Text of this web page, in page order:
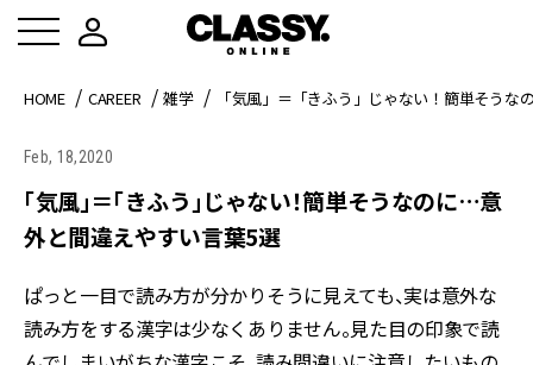
HOME CAREER 雑学 「気風」＝「きふう」じゃない！簡単そう
Feb, 18,2020
「気風」＝「きふう」じゃない！簡単そうなのに…意
外と間違えやすい言葉5選
ぱっと一目で読み方が分かりそうに見えても、実は意外な
読み方をする漢字は少なくありません。見た目の印象で読